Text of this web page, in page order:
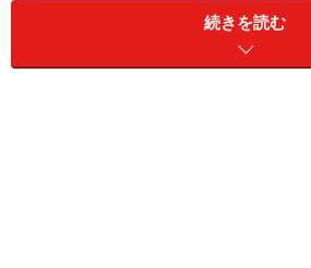
有名なラストシーンは「こうなるだ
続きを読む